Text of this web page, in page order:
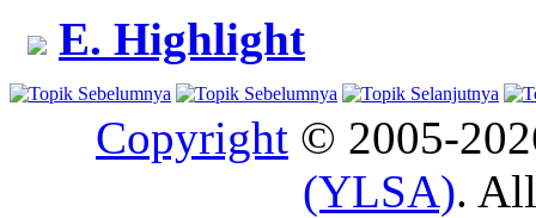
E. Highlight
Copyright © 2005-
(YLSA).